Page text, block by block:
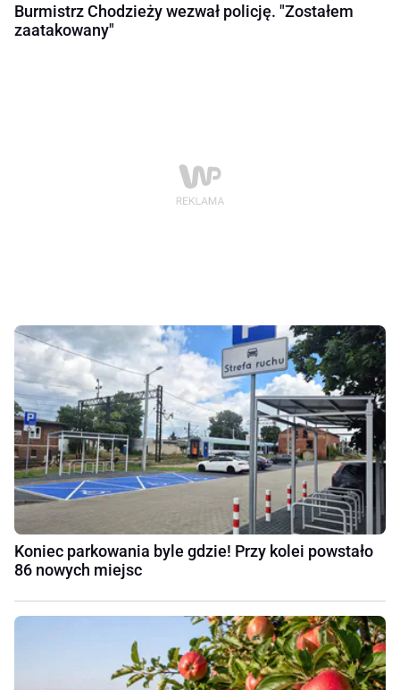
Burmistrz Chodzieży wezwał policję. "Zostałem
zaatakowany"
Koniec parkowania byle gdzie! Przy kolei powstało
86 nowych miejsc